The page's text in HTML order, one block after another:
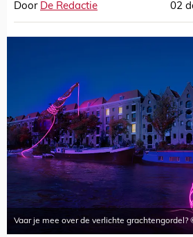
Door De Redactie 02
Vaar je mee over de verlichte grachtengordel?